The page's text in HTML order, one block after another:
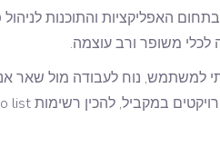
האפליקציות והתוכנות
משופר ורב עוצמה.
למשתמש, נוח לעבודה מול שאר